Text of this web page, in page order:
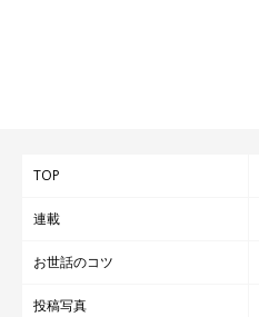
TOP
連載
お世話のコツ
投稿写真